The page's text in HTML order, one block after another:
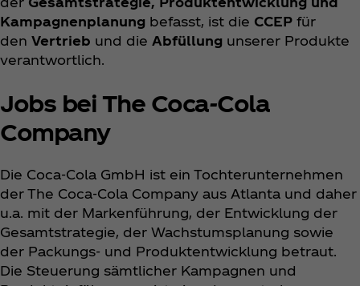
Kampagnenplanung befasst, ist die CCEP für
den Vertrieb und die Abfüllung unserer Produkte
verantwortlich.
Jobs bei The Coca‑Cola
Company
Die Coca‑Cola GmbH ist ein Tochterunternehmen
der The Coca‑Cola Company aus Atlanta und daher
u.a. mit der Markenführung, der Entwicklung der
Gesamtstrategie, der Wachstumsplanung sowie
der Packungs- und Produktentwicklung betraut.
Die Steuerung sämtlicher Kampagnen und